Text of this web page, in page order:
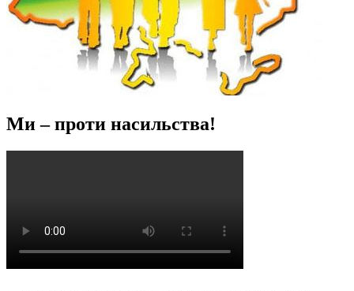
Ми – проти насильства!